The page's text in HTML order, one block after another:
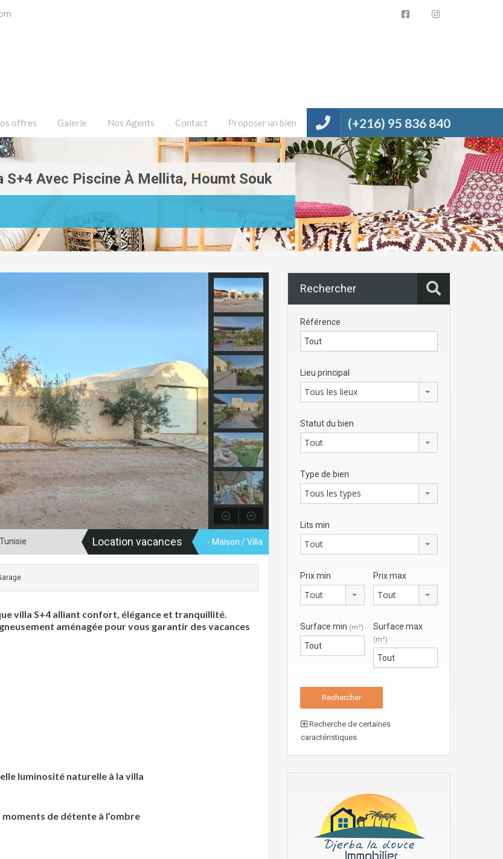
(+216) 95 836 840
offres Galerie Nos Agents Contact Proposer un bien
S+4 Avec Piscine À Mellita, Houmt Souk
Location vacances - Maison / Villa
villa S+4 alliant confort, élégance et tranquillité.
aménagée pour vous garantir des vacances
luminosité naturelle à la villa
de détente à l’ombre
Rechercher
Référence
Lieu principal
Tous les lieux
Statut du bien
Tout
Type de bien
Tous les types
Lits min
Tout
Prix min
Tout
Prix max
Tout
Surface min (m²) Surface max
(m²)
Recherche de certaines
caractéristiques